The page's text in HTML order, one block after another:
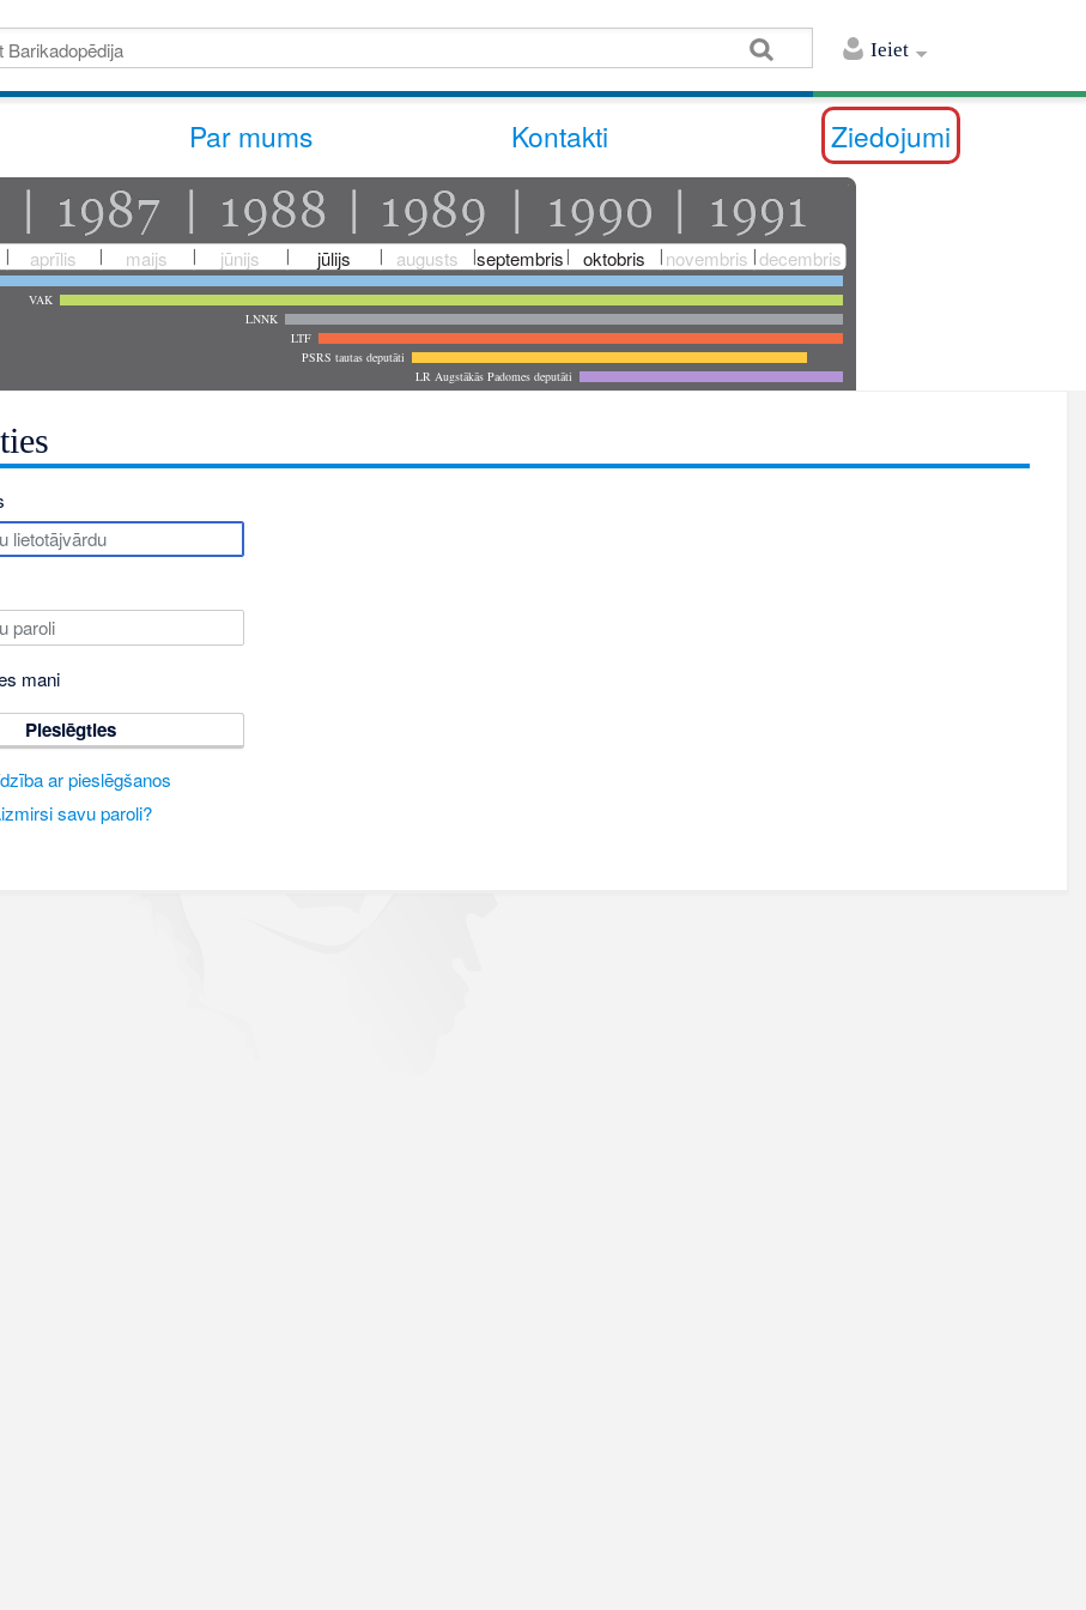
Ieiet
Par mums Kontakti Ziedojumi
aprīlis maijs jūnijs jūlijs augusts septembris oktobris novembris decembris
VAK
LNNK
LTF
PSRS tautas deputāti
LR Augstākās Padomes deputāti
mani
Pieslēgties
ar pieslēgšanos
savu paroli?